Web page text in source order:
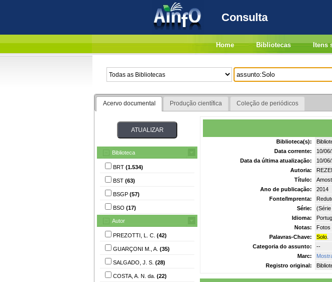
Consulta
Home Bibliotecas Itens
Acervo documental Produção científica Coleção de periódicos
Biblioteca
BRT (1.534)
BST (63)
BSGP (57)
BSO (17)
Autor
PREZOTTI, L. C. (42)
GUARÇONI M., A. (35)
SALGADO, J. S. (28)
COSTA, A. N. da. (22)
Biblioteca(s):
Data corrente:
10/
Data da última atualização:
10/
Autoria:
Título:
Ano de publicação:
2014
Fonte/Imprenta:
Série:
(Série
Idioma:
Notas:
Fotos
Palavras-Chave:
Solo
Categoria do assunto:
--
Marc:
Registro original: